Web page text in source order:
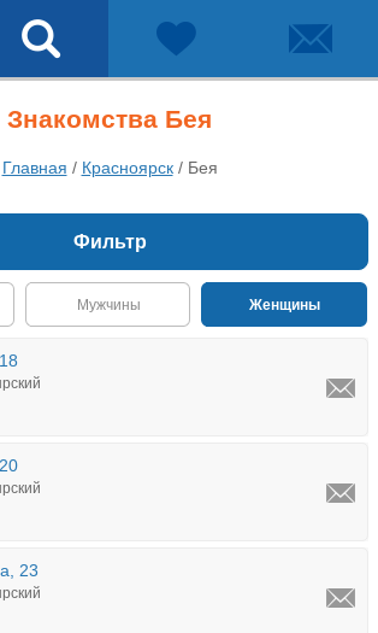
Знакомства Бея
Главная / Красноярск/ Бея
Фильтр
Мужчины Женщины
23